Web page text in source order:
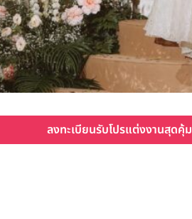
ลงทะเบียนรับโปรแต่งงานสุดคุ้ม